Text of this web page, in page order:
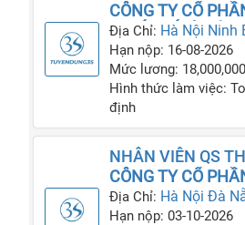
CÔNG TY CỔ
THIẾT KẾ VÀ XÂY
HOÀNG
Địa Chỉ: Hà Nội Ninh
Hạn nộp: 16-08-2026
Mức lương:
Hình thức làm việc:
định
NHÂN VIÊN QS
TOÁN CÔNG
CÔNG TY CỔ
THƯƠNG MẠI KAI
Địa Chỉ: Hà Nội Đà
Hạn nộp: 03-10-2026